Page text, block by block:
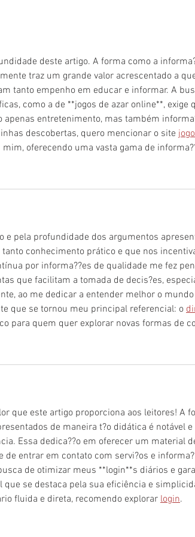
deste artigo. A forma como a
traz um grande valor acrescentado a
tanto empenho em educar e informar. A
como a de **jogos de azar online**, exige
apenas entretenimento, mas também
descobertas, quero mencionar o site
oferecendo uma vasta gama de
e pela profundidade dos argumentos
conhecimento prático e que nos
por informa??es de qualidade me fez
que facilitam a tomada de decis?es,
ao me dedicar a entender melhor o
que se tornou meu principal referencial: o
para quem quer explorar novas formas de
que este artigo proporciona aos leitores! A
de maneira t?o didática é notável
Essa dedica??o em oferecer um material
de entrar em contato com servi?os e
de otimizar meus **login**s diários e
se destaca pela sua eficiência e
fluida e direta, recomendo explorar login.